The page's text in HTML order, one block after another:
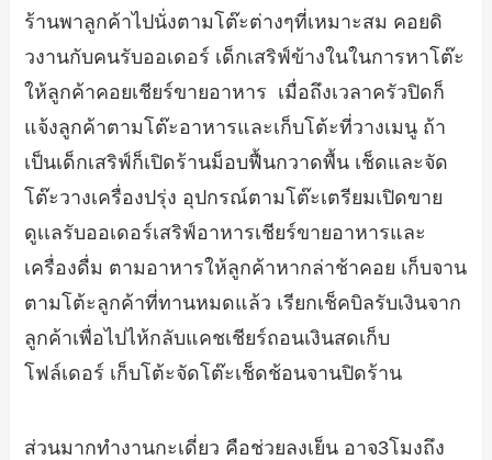
ร้านพาลูกค้าไปนั่งตามโต๊ะต่างๆที่เหมาะสม คอยดิ
วงานกับคนรับออเดอร์ เด็กเสริฟ์ข้างในในการหาโต๊ะ
ให้ลูกค้าคอยเชียร์ขายอาหาร เมื่อถึงเวลาครัวปิดก็
แจ้งลูกค้าตามโต๊ะอาหารและเก็บโต้ะที่วางเมนู ถ้า
เป็นเด็กเสริฟ์ก็เปิดร้านม็อบฟื้นกวาดพื้น เช็ดและจัด
โต๊ะวางเครื่องปรุ่ง อุปกรณ์ตามโต๊ะเตรียมเปิดขาย
ดูเเลรับออเดอร์เสริฟ์อาหารเชียร์ขายอาหารและ
เครื่องดื่ม ตามอาหารให้ลูกค้าหากล่าช้าคอย เก็บจาน
ตามโต้ะลูกค้าที่ทานหมดแล้ว เรียกเช็คบิลรับเงินจาก
ลูกค้าเพื่อไปไห้กลับแคชเชียร์ถอนเงินสดเก็บ
โฟล์เดอร์ เก็บโต้ะจัดโต๊ะเช็ดช้อนจานปิดร้าน
ส่วนมากทำงานกะเดี่ยว คือช่วยลงเย็น อาจ3โมงถึง